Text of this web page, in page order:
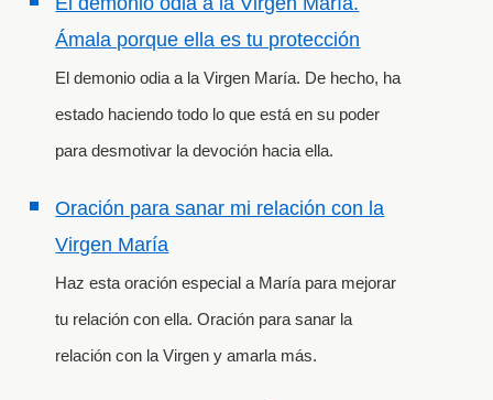
Ámala porque ella es tu protección
El demonio odia a la Virgen María. De hecho, ha
estado haciendo todo lo que está en su poder
para desmotivar la devoción hacia ella.
Oración para sanar mi relación con la
Virgen María
Haz esta oración especial a María para mejorar
tu relación con ella. Oración para sanar la
relación con la Virgen y amarla más.